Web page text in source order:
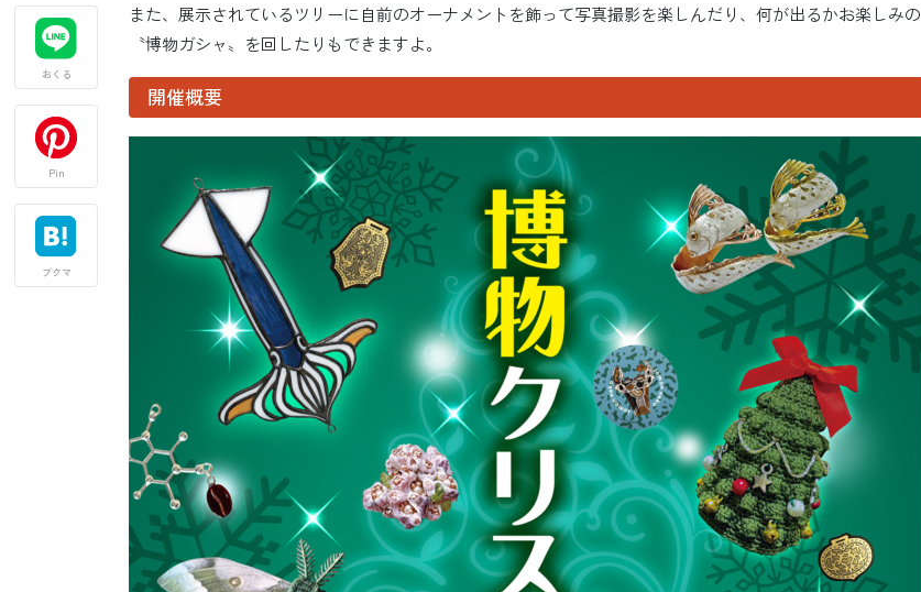
また、展示されているツリーに自前のオーナメントを飾って写真撮影を楽しんだり、何が出るかお楽しみの
〝博物ガシャ〟を回したりもできますよ。
開催概要
おくる
Pin
ブクマ